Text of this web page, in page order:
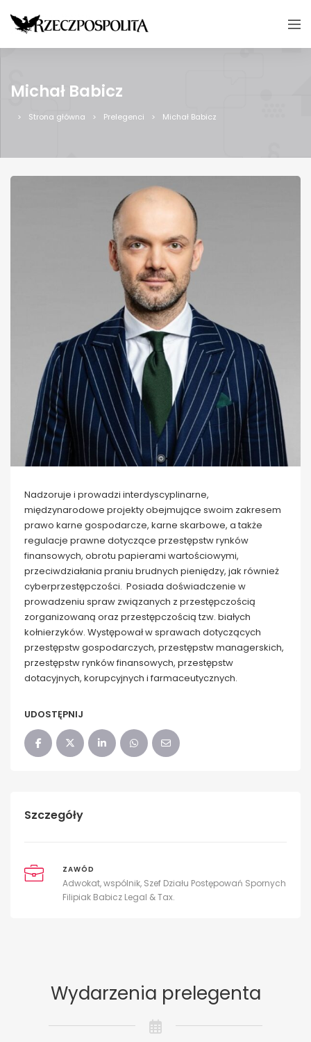
Michał Babicz
Strona główna Prelegenci Michał Babicz
Nadzoruje i prowadzi interdyscyplinarne,
międzynarodowe projekty obejmujące swoim zakresem
prawo karne gospodarcze, karne skarbowe, a także
regulacje prawne dotyczące przestępstw rynków
finansowych, obrotu papierami wartościowymi,
przeciwdziałania praniu brudnych pieniędzy, jak również
cyberprzestępczości. Posiada doświadczenie w
prowadzeniu spraw związanych z przestępczością
zorganizowaną oraz przestępczością tzw. białych
kołnierzyków. Występował w sprawach dotyczących
przestępstw gospodarczych, przestępstw managerskich,
przestępstw rynków finansowych, przestępstw
dotacyjnych, korupcyjnych i farmaceutycznych.
UDOSTĘPNIJ
Szczegóły
ZAWÓD
Adwokat, wspólnik, Szef Działu Postępowań Spornych
Filipiak Babicz Legal & Tax.
Wydarzenia prelegenta